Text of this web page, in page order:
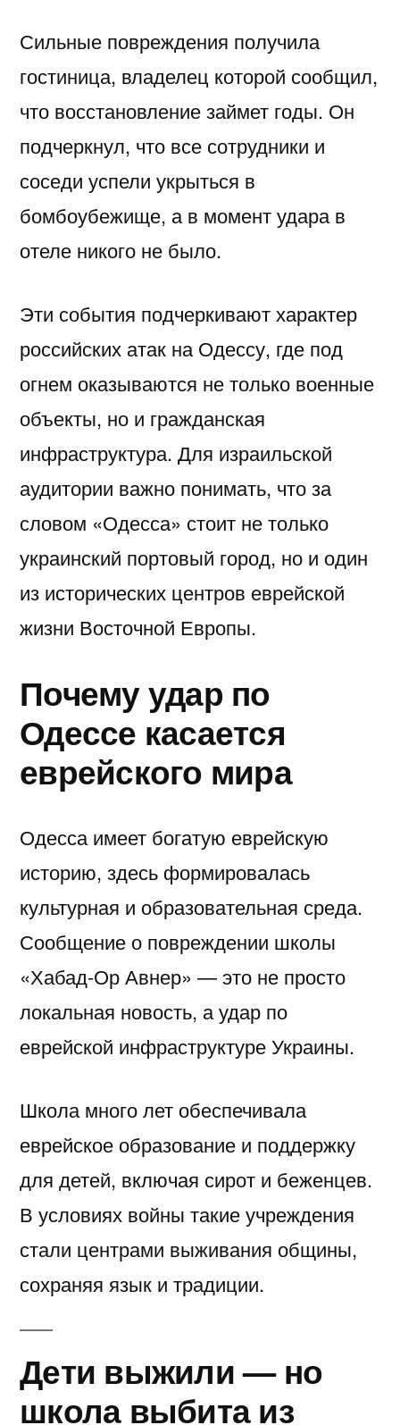
Сильные повреждения получила
гостиница, владелец которой сообщил,
что восстановление займет годы. Он
подчеркнул, что все сотрудники и
соседи успели укрыться в
бомбоубежище, а в момент удара в
отеле никого не было.
Эти события подчеркивают характер
российских атак на Одессу, где под
огнем оказываются не только военные
объекты, но и гражданская
инфраструктура. Для израильской
аудитории важно понимать, что за
словом «Одесса» стоит не только
украинский портовый город, но и один
из исторических центров еврейской
жизни Восточной Европы.
Почему удар по
Одессе касается
еврейского мира
Одесса имеет богатую еврейскую
историю, здесь формировалась
культурная и образовательная среда.
Сообщение о повреждении школы
«Хабад-Ор Авнер» — это не просто
локальная новость, а удар по
еврейской инфраструктуре Украины.
Школа много лет обеспечивала
еврейское образование и поддержку
для детей, включая сирот и беженцев.
В условиях войны такие учреждения
стали центрами выживания общины,
сохраняя язык и традиции.
Дети выжили — но
школа выбита из